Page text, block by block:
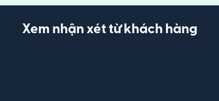
Xem nhận xét từ khách hàng